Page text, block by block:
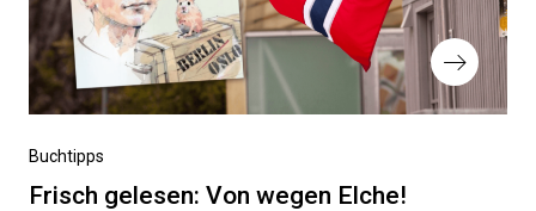
Nächster
Beitrag
Buchtipps
Frisch gelesen: Von wegen Elche!